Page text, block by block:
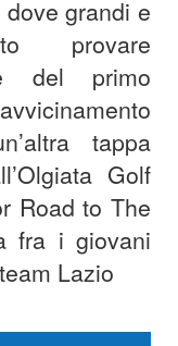
grandi e
provare
del primo
tappa
Golf
Road to The
fra i giovani
Lazio